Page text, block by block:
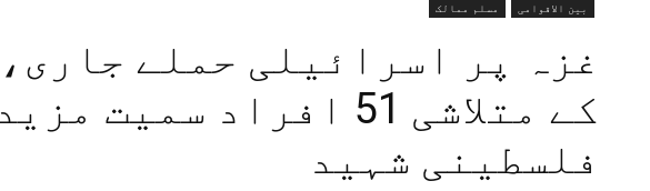
بین الاقوامی مسلم ممالک
غزہ پر اسرائیلی حملے
فلسطینی شہید